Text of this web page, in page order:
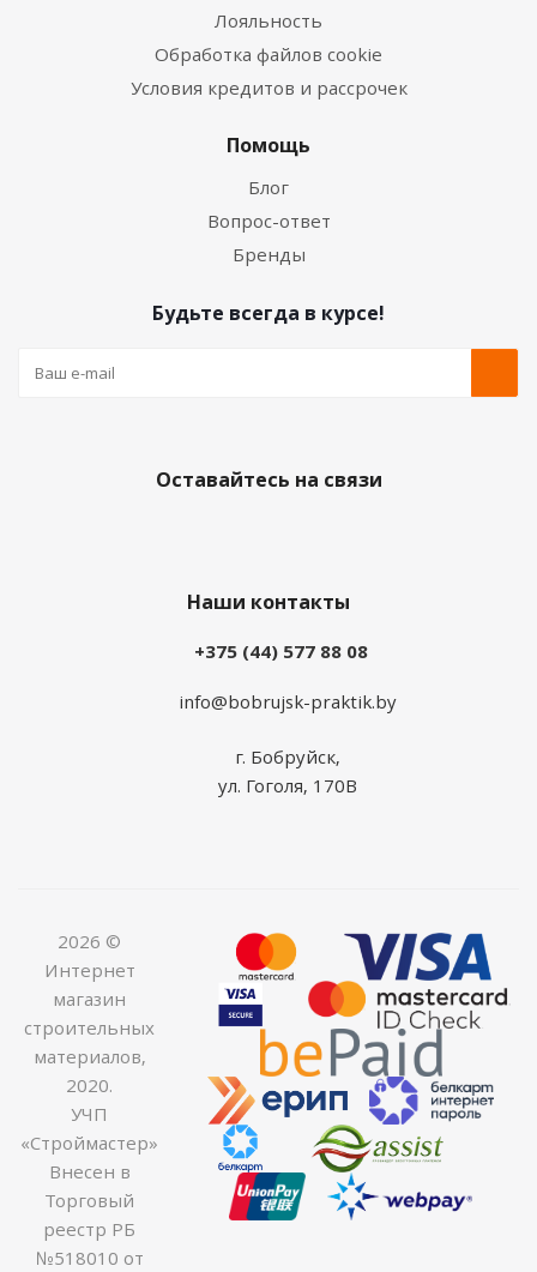
Лояльность
Обработка файлов cookie
Условия кредитов и рассрочек
Помощь
Блог
Вопрос-ответ
Бренды
Будьте всегда в курсе!
Оставайтесь на связи
Наши контакты
+375 (44) 577 88 08
info@bobrujsk-praktik.by
г. Бобруйск,
ул. Гоголя, 170В
2026 ©
Интернет
магазин
строительных
материалов,
2020.
УЧП
«Строймастер»
Внесен в
Торговый
реестр РБ
№518010 от